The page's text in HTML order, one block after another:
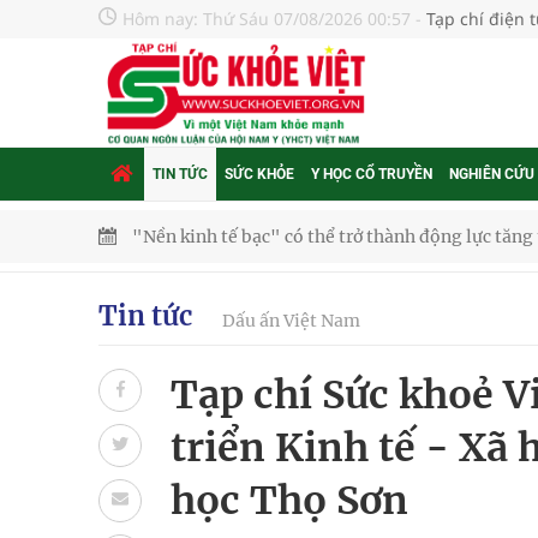
Hôm nay: Thứ Sáu 07/08/2026 00:57 - Tạp chí điện
TIN TỨC SỨC KHỎE Y HỌC CỔ TRUYỀN NGHIÊN
"Nền kinh tế bạc" có thể trở thành động lực
Không chỉ cắt tóc, Đông Tây Barbershop dành
Bệnh viện không được thu thêm tiền của người
cầu
Tin tức Dấu ấn Việt Nam
Tạp chí Sức khoẻ
triển Kinh tế - Xã
học Thọ Sơn